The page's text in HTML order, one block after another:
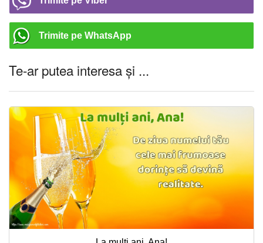
Trimite pe WhatsApp
Te-ar putea interesa și ...